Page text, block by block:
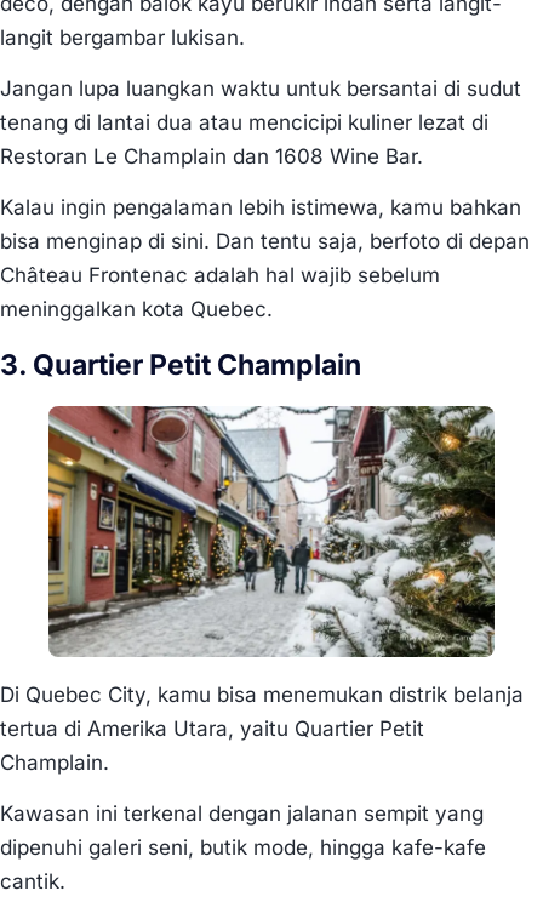
langit bergambar lukisan.
Jangan lupa luangkan waktu untuk bersantai di sudut
tenang di lantai dua atau mencicipi kuliner lezat di
Restoran Le Champlain dan 1608 Wine Bar.
Kalau ingin pengalaman lebih istimewa, kamu bahkan
bisa menginap di sini. Dan tentu saja, berfoto di depan
Château Frontenac adalah hal wajib sebelum
meninggalkan kota Quebec.
3. Quartier Petit Champlain
Di Quebec City, kamu bisa menemukan distrik belanja
tertua di Amerika Utara, yaitu Quartier Petit
Champlain.
Kawasan ini terkenal dengan jalanan sempit yang
dipenuhi galeri seni, butik mode, hingga kafe-kafe
cantik.